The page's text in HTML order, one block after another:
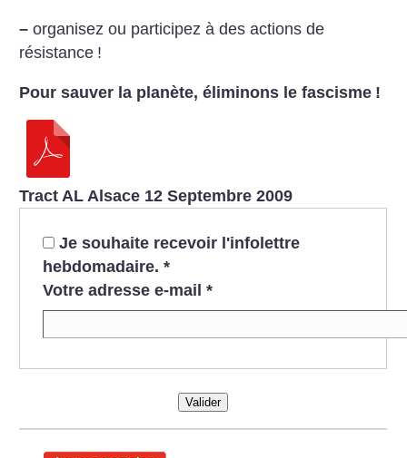
– organisez ou participez à des actions de
résistance !
Pour sauver la planète, éliminons le fascisme !
Tract AL Alsace 12 Septembre 2009
Je souhaite recevoir l'infolettre
hebdomadaire. *
Votre adresse e-mail *
Valider